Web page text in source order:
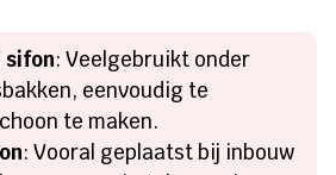
sifon: Veelgebruikt onder
eenvoudig te
te maken.
: Vooral geplaatst bij inbouw